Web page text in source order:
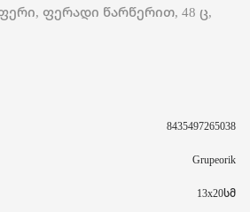
ფერადი წარწერით, 48 ც,
8435497265038
Grupeorik
13x20სმ